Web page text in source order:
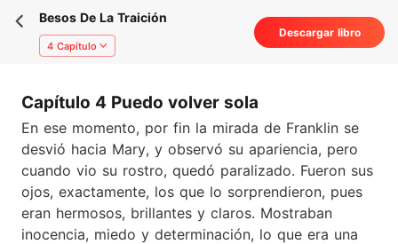
Besos De La Traición
4 Capítulo
Descargar libro
Capítulo 4 Puedo volver sola
En ese momento, por fin la mirada de Franklin se
desvió hacia Mary, y observó su apariencia, pero
cuando vio su rostro, quedó paralizado. Fueron sus
ojos, exactamente, los que lo sorprendieron, pues
eran hermosos, brillantes y claros. Mostraban
inocencia, miedo y determinación, lo que era una